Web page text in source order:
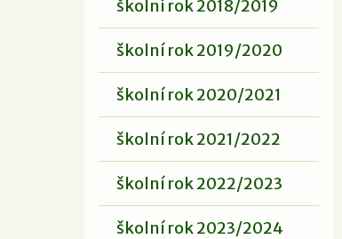
školní rok 2018/2019
školní rok 2019/2020
školní rok 2020/2021
školní rok 2021/2022
školní rok 2022/2023
školní rok 2023/2024